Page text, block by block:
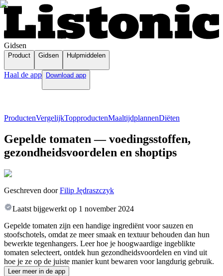
Gidsen
Product Gidsen Hulpmiddelen
Haal de app Download app
ProductenVergelijkTopproductenMaaltijdplannenDiëten
Gepelde tomaten — voedingsstoffen,
gezondheidsvoordelen en shoptips
Geschreven door Filip Jędraszczyk
Laatst bijgewerkt op 1 november 2024
Gepelde tomaten zijn een handige ingrediënt voor sauzen en
stoofschotels, omdat ze meer smaak en textuur behouden dan hun
bewerkte tegenhangers. Leer hoe je hoogwaardige ingeblikte
tomaten selecteert, ontdek hun gezondheidsvoordelen en vind uit
hoe je ze op de juiste manier kunt bewaren voor langdurig gebruik.
Leer meer in de app